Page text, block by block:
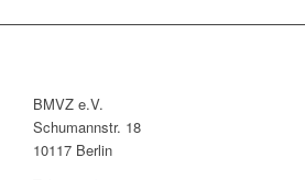
BMVZ e.V.
Schumannstr. 18
10117 Berlin